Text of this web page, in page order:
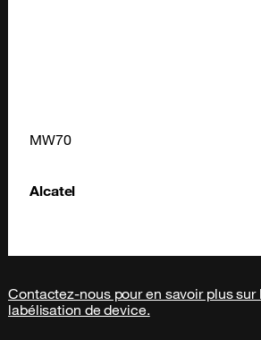
MW70
Alcatel
Contactez-nous pour en savoir plus sur
labélisation de device.